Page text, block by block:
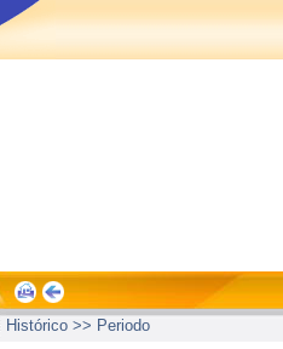
Histórico >> Periodo